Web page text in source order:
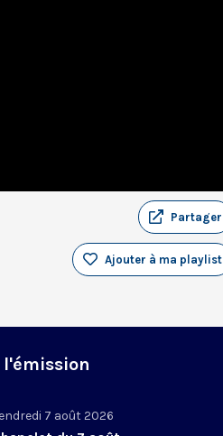
Partager
Ajouter à ma playlist
7 août 2026